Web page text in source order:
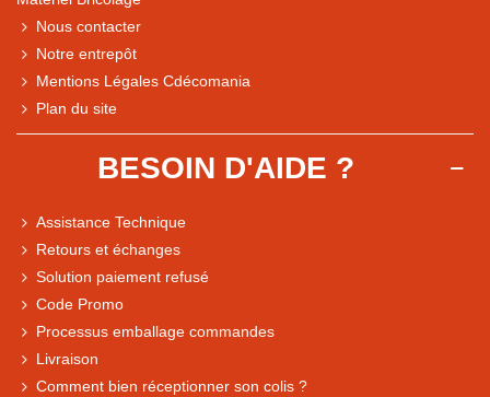
Comparaison des performances du magasin
Nous contacter
Notre entrepôt
Mentions Légales Cdécomania
Plan du site
BESOIN D'AIDE ?
Assistance Technique
Retours et échanges
Solution paiement refusé
Code Promo
Processus emballage commandes
Livraison
Comment bien réceptionner son colis ?